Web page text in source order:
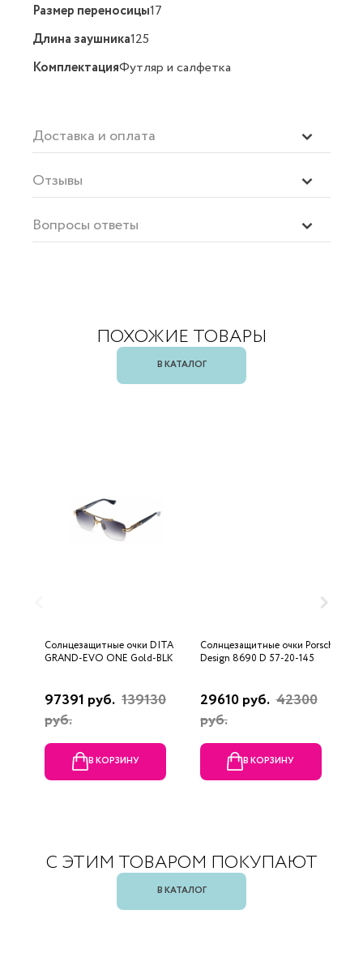
Размер переносицы17
Длина заушника125
КомплектацияФутляр и салфетка
Доставка и оплата
Отзывы
Вопросы ответы
ПОХОЖИЕ ТОВАРЫ
В КАТАЛОГ
Солнцезащитные очки DITA
GRAND-EVO ONE Gold-BLK
97391 руб. 139130
руб.
В КОРЗИНУ
Солнцезащитные очки Porsche
Design 8690 D 57-20-145
29610 руб. 42300
руб.
В КОРЗИНУ
С ЭТИМ ТОВАРОМ ПОКУПАЮТ
В КАТАЛОГ